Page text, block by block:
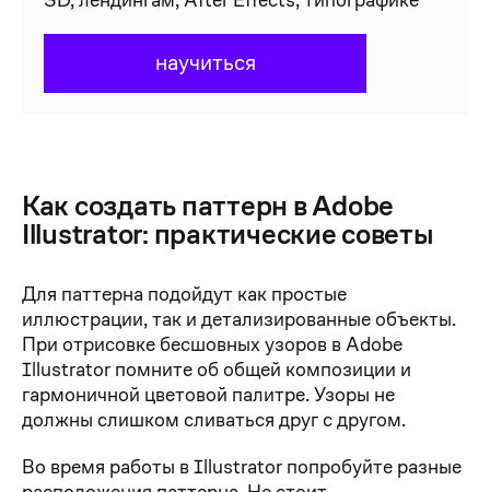
научиться
Как создать паттерн в Adobe
Illustrator: практические советы
Для паттерна подойдут как простые
иллюстрации, так и детализированные объекты.
При отрисовке бесшовных узоров в Adobe
Illustrator помните об общей композиции и
гармоничной цветовой палитре. Узоры не
должны слишком сливаться друг с другом.
Во время работы в Illustrator попробуйте разные